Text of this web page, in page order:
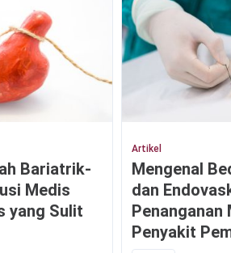
Bariatrik-
Medis
yang Sulit
Artikel
Mengenal
dan
Penanganan
Penyakit